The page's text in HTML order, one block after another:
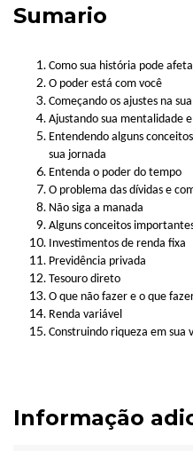
Sumario
Como sua história pode
O poder está com você
Começando os ajustes na
Ajustando sua mentalidade e
Entendendo alguns
sua jornada
Entenda o poder do tempo
O problema das dívidas e
Não siga a manada
Alguns conceitos
Investimentos de renda fixa
Previdência privada
Tesouro direto
O que não fazer e o que
Renda variável
Construindo riqueza em sua
Informação